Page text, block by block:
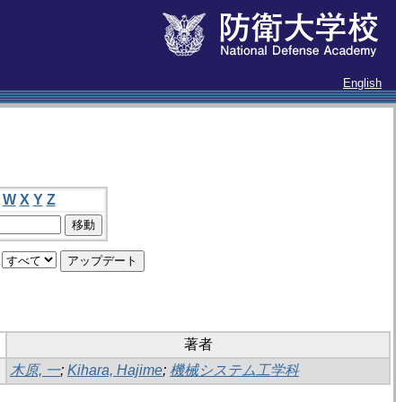
English
W X Y Z
著者
木原, 一; Kihara, Hajime; 機械システム工学科